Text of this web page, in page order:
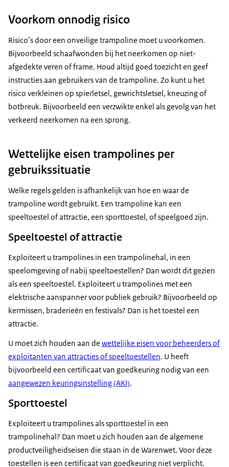
Voorkom onnodig risico
Risico’s door een onveilige trampoline moet u voorkomen.
Bijvoorbeeld schaafwonden bij het neerkomen op niet-
afgedekte veren of frame. Houd altijd goed toezicht en geef
instructies aan gebruikers van de trampoline. Zo kunt u het
risico verkleinen op spierletsel, gewrichtsletsel, kneuzing of
botbreuk. Bijvoorbeeld een verzwikte enkel als gevolg van het
verkeerd neerkomen na een sprong.
Wettelijke eisen trampolines per
gebruikssituatie
Welke regels gelden is afhankelijk van hoe en waar de
trampoline wordt gebruikt. Een trampoline kan een
speeltoestel of attractie, een sporttoestel, of speelgoed zijn.
Speeltoestel of attractie
Exploiteert u trampolines in een trampolinehal, in een
speelomgeving of nabij speeltoestellen? Dan wordt dit gezien
als een speeltoestel. Exploiteert u trampolines met een
elektrische aanspanner voor publiek gebruik? Bijvoorbeeld op
kermissen, braderieën en festivals? Dan is het toestel een
attractie.
U moet zich houden aan de wettelijke eisen voor beheerders of
exploitanten van attracties of speeltoestellen. U heeft
bijvoorbeeld een certificaat van goedkeuring nodig van een
aangewezen keuringsinstelling (AKI).
Sporttoestel
Exploiteert u trampolines als sporttoestel in een
trampolinehal? Dan moet u zich houden aan de algemene
productveiligheidseisen die staan in de Warenwet. Voor deze
toestellen is een certificaat van goedkeuring niet verplicht.